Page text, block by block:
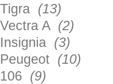
Tigra (13)
Vectra A (2)
Insignia (3)
Peugeot (10)
106 (9)